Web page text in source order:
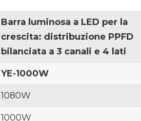
Barra luminosa a LED per la
crescita: distribuzione PPFD
bilanciata a 3 canali e 4 lati
YE-1000W
1080W
1000W